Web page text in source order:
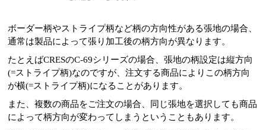
ボーダー柄やストライプ柄など柄の方向性がある張地の場合、
通常は製品によって張り加工後の柄方向が異なります。
たとえばCRESのC-69シリーズの場合、張地の柄設定は縦方向
(=ストライプ柄)なのですが、注文する商品によりこの柄方向
が横(=ストライプ柄)になることがあります。
また、複数の商品をご注文の場合、同じ張地を選択しても商品
によって柄方向が変わってしまうということもあります。